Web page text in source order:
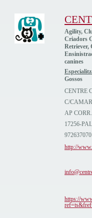
Agility,
Criadors
Retriever,
canines
Gossos
CENTRE
C/
AP
17256-
972637070
http://
https://